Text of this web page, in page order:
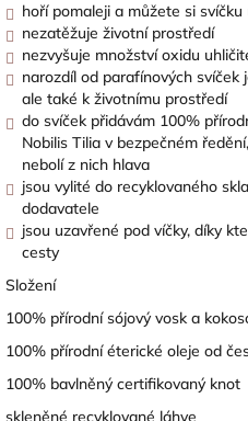
hoří pomaleji a můžete si svíčku
nezatěžuje životní prostředí
nezvyšuje množství oxidu
narozdíl od parafínových svíček
ale také k životnímu prostředí
do svíček přidávám 100%
Nobilis Tilia v bezpečném
nebolí z nich hlava
jsou vylité do recyklovaného
dodavatele
jsou uzavřené pod víčky, díky
cesty
Složení
100% přírodní sójový vosk a
100% přírodní éterické oleje od
100% bavlněný certifikovaný knot
skleněné recyklované láhve